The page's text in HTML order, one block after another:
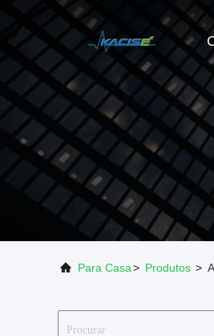
Para Casa> Produtos >